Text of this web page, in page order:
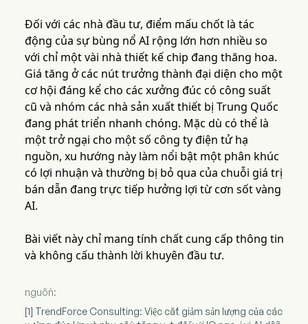
Đối với các nhà đầu tư, điểm mấu chốt là tác
động của sự bùng nổ AI rộng lớn hơn nhiều so
với chỉ một vài nhà thiết kế chip đang thăng hoa.
Giá tăng ở các nút trưởng thành đại diện cho một
cơ hội đáng kể cho các xưởng đúc có công suất
cũ và nhóm các nhà sản xuất thiết bị Trung Quốc
đang phát triển nhanh chóng. Mặc dù có thể là
một trở ngại cho một số công ty điện tử hạ
nguồn, xu hướng này làm nổi bật một phân khúc
có lợi nhuận và thường bị bỏ qua của chuỗi giá trị
bán dẫn đang trực tiếp hưởng lợi từ cơn sốt vàng
AI.
Bài viết này chỉ mang tính chất cung cấp thông tin
và không cấu thành lời khuyên đầu tư.
nguồn:
[1] TrendForce Consulting: Việc cắt giảm sản lượng của các